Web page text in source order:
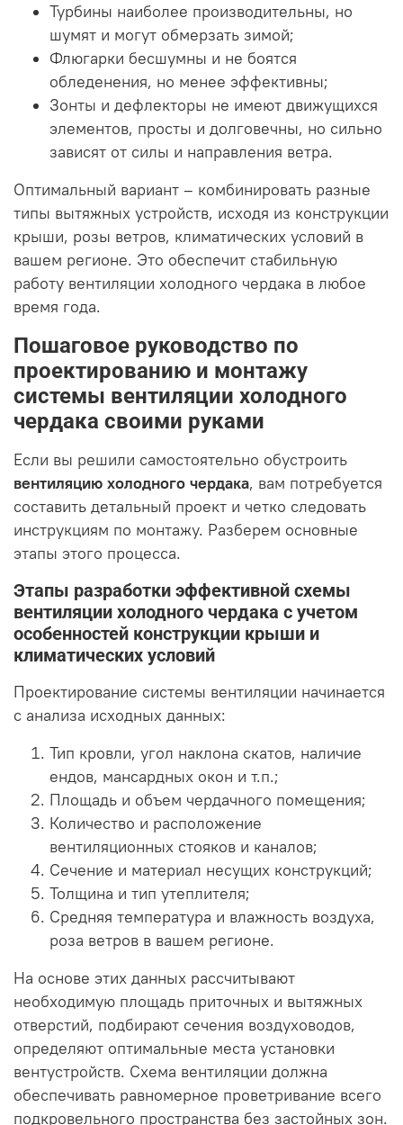
Турбины наиболее производительны, но
шумят и могут обмерзать зимой;
Флюгарки бесшумны и не боятся
обледенения, но менее эффективны;
Зонты и дефлекторы не имеют движущихся
элементов, просты и долговечны, но сильно
зависят от силы и направления ветра.
Оптимальный вариант – комбинировать разные
типы вытяжных устройств, исходя из конструкции
крыши, розы ветров, климатических условий в
вашем регионе. Это обеспечит стабильную
работу вентиляции холодного чердака в любое
время года.
Пошаговое руководство по
проектированию и монтажу
системы вентиляции холодного
чердака своими руками
Если вы решили самостоятельно обустроить
вентиляцию холодного чердака, вам потребуется
составить детальный проект и четко следовать
инструкциям по монтажу. Разберем основные
этапы этого процесса.
Этапы разработки эффективной схемы
вентиляции холодного чердака с учетом
особенностей конструкции крыши и
климатических условий
Проектирование системы вентиляции начинается
с анализа исходных данных:
Тип кровли, угол наклона скатов, наличие
ендов, мансардных окон и т.п.;
Площадь и объем чердачного помещения;
Количество и расположение
вентиляционных стояков и каналов;
Сечение и материал несущих конструкций;
Толщина и тип утеплителя;
Средняя температура и влажность воздуха,
роза ветров в вашем регионе.
На основе этих данных рассчитывают
необходимую площадь приточных и вытяжных
отверстий, подбирают сечения воздуховодов,
определяют оптимальные места установки
вентустройств. Схема вентиляции должна
обеспечивать равномерное проветривание всего
подкровельного пространства без застойных зон.